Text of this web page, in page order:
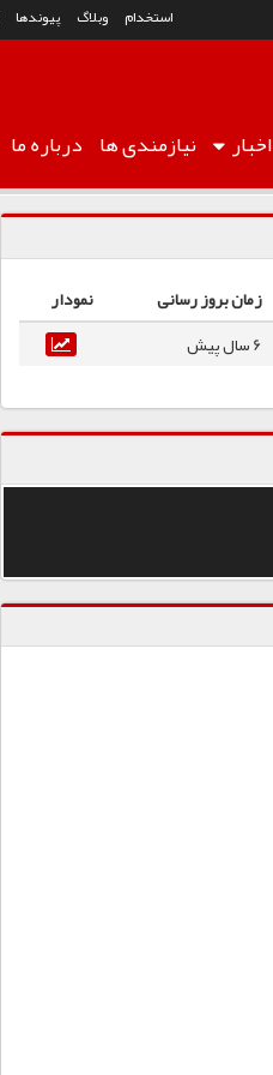
استخدام وبلاگ پیوندها
اخبار نیازمندی ها درباره ما
زمان بروز رسانی
نمودار
6 سال پیش